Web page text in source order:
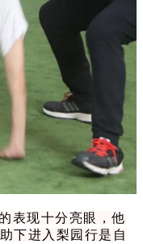
表现十分亮眼，他
下进入梨园行是自